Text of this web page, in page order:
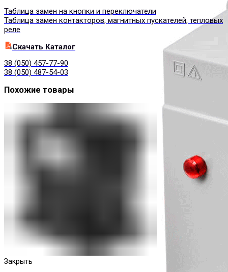
Таблица замен на кнопки и переключатели
Таблица замен контакторов, магнитных пускателей, тепловых
реле
Cкачать Каталог
38 (050) 457-77-90
38 (050) 487-54-03
Похожие товары
Закрыть